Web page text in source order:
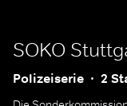
SOKO
Polizeiserie 2